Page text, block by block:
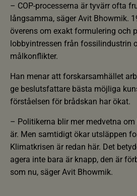
– COP-processerna är tyvärr ofta
långsamma, säger Avit Bhowmik.
överens om exakt formulering och
lobbyintressen från fossilindustrin
målkonflikter.
Han menar att forskarsamhället
ge beslutsfattare bästa möjliga
förståelsen för brådskan har ökat.
– Politikerna blir mer medvetna
är. Men samtidigt ökar utsläppen
Klimatkrisen är redan här. Det
agera inte bara är knapp, den är
som nu, säger Avit Bhowmik.